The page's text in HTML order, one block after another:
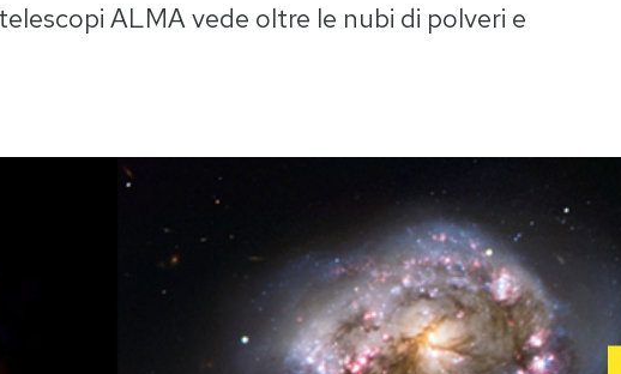
ALMA vede oltre le nubi di polveri e